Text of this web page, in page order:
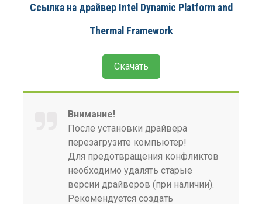
Ссылка на драйвер Intel Dynamic Platform and
Thermal Framework
Скачать
Внимание!
После установки драйвера
перезагрузите компьютер!
Для предотвращения конфликтов
необходимо удалять старые
версии драйверов (при наличии).
Рекомендуется создать